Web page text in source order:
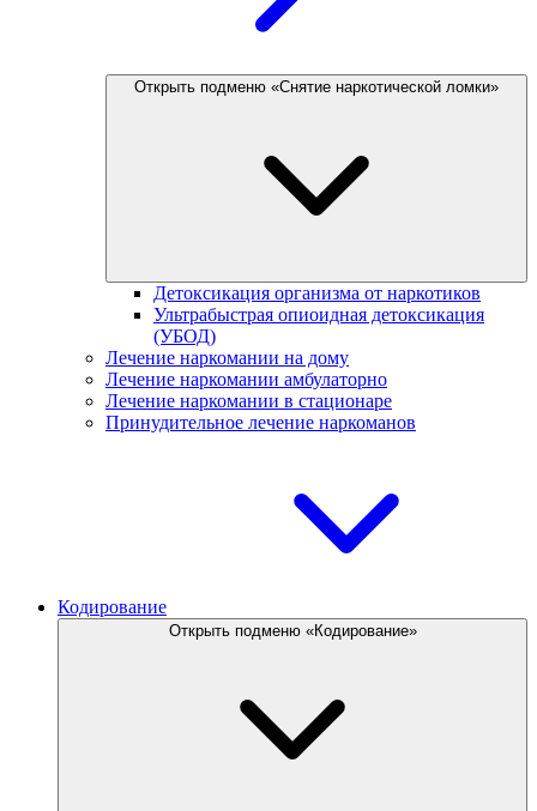
Открыть подменю «Снятие наркотической ломки»
Детоксикация организма от наркотиков
Ультрабыстрая опиоидная детоксикация
(УБОД)
Лечение наркомании на дому
Лечение наркомании амбулаторно
Лечение наркомании в стационаре
Принудительное лечение наркоманов
Кодирование
Открыть подменю «Кодирование»